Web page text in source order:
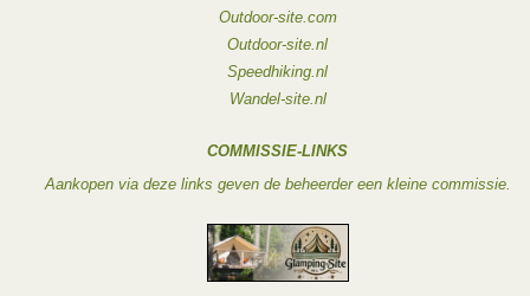
Outdoor-site.com
Outdoor-site.nl
Speedhiking.nl
Wandel-site.nl
COMMISSIE-LINKS
Aankopen via deze links geven de beheerder een kleine commissie.